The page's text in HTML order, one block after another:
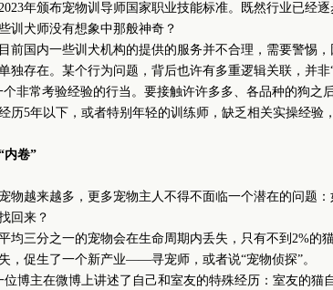
年颁布宠物训导师国家职业技能标准。既然行业已经
训犬师没有想象中那般神奇？
国内一些训犬机构的提供的服务并不合理，需要警惕，
独存在。某个行为问题，背后也许有多重逻辑关联，并非
个非常考验经验的行当。要接触许许多多、各品种的狗之
历5年以下，或者特别年轻的训练师，缺乏相关实操经验
内卷”
越来越多，更多宠物主人不得不面临一个潜在的问题：
回来？
三分之一的宠物会在生命周期内丢失，只有不到2%的
，促生了一个新产业——寻宠师，或者说“宠物侦探”。
主在微博上讲述了自己和室友的特殊经历：室友的猫